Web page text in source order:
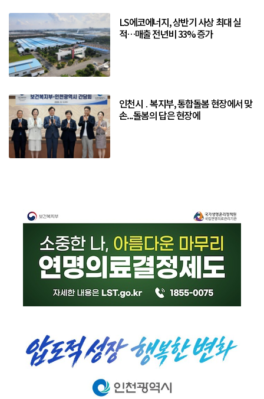
LS에코에너지, 상반기 사상 최대 실
적…매출 전년비 33% 증가
인천시 ․ 복지부, 통합돌봄 현장에서 맞
손...돌봄의 답은 현장에